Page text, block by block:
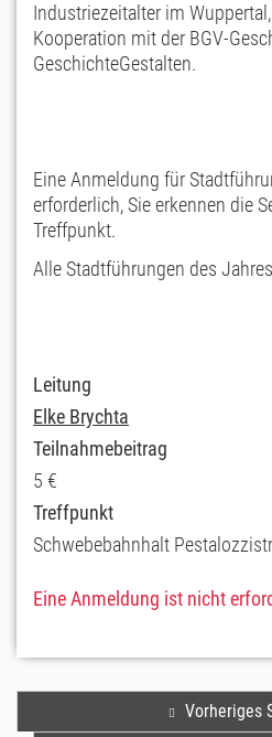
Industriezeitalter im
Kooperation mit der BGV-
GeschichteGestalten.
Eine Anmeldung für
erforderlich, Sie erkennen die
Treffpunkt.
Alle Stadtführungen des
Leitung
Elke Brychta
Teilnahmebeitrag
5 €
Treffpunkt
Schwebebahnhalt
Eine Anmeldung ist nicht
Vorheriges